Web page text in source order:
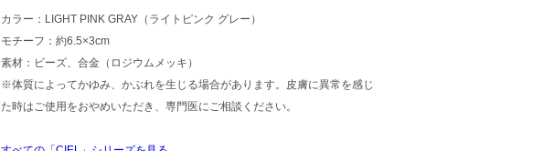
カラー：LIGHT PINK GRAY（ライトピンク グレー）
モチーフ：約6.5×3cm
素材：ビーズ、合金（ロジウムメッキ）
※体質によってかゆみ、かぶれを生じる場合があります。皮膚に異常を感じ
た時はご使用をおやめいただき、専門医にご相談ください。